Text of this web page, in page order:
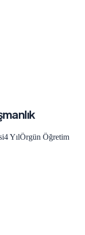
4YılÖrgün Öğretim